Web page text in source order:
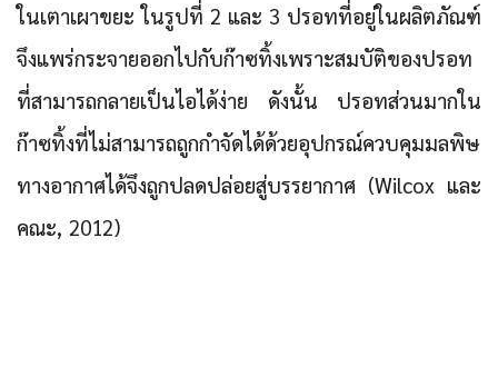
ในเตาเผาขยะ ในรูปที่ 2 และ 3 ปรอทที่อยู่ในผลิตภัณฑ์
จึงแพร่กระจายออกไปกับก๊าซทิ้งเพราะสมบัติของปรอท
ที่สามารถกลายเป็นไอได้ง่าย ดังนั้น ปรอทส่วนมากใน
ก๊าซทิ้งที่ไม่สามารถถูกกำจัดได้ด้วยอุปกรณ์ควบคุมมลพิษ
ทางอากาศได้จึงถูกปลดปล่อยสู่บรรยากาศ (Wilcox และ
คณะ, 2012)